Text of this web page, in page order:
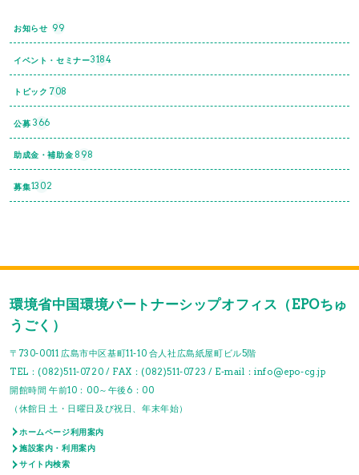
お知らせ 99
イベント・セミナー3184
トピック 708
公募 366
助成金・補助金 898
募集1302
環境省中国環境パートナーシップオフィス（EPOちゅ
うごく）
〒730-0011 広島市中区基町11-10 合人社広島紙屋町ビル5階
TEL：(082)511-0720 / FAX：(082)511-0723 / E-mail：info@epo-cg.jp
開館時間 午前10：00～午後6：00
（休館日 土・日曜日及び祝日、年末年始）
ホームページ利用案内
施設案内・利用案内
サイト内検索